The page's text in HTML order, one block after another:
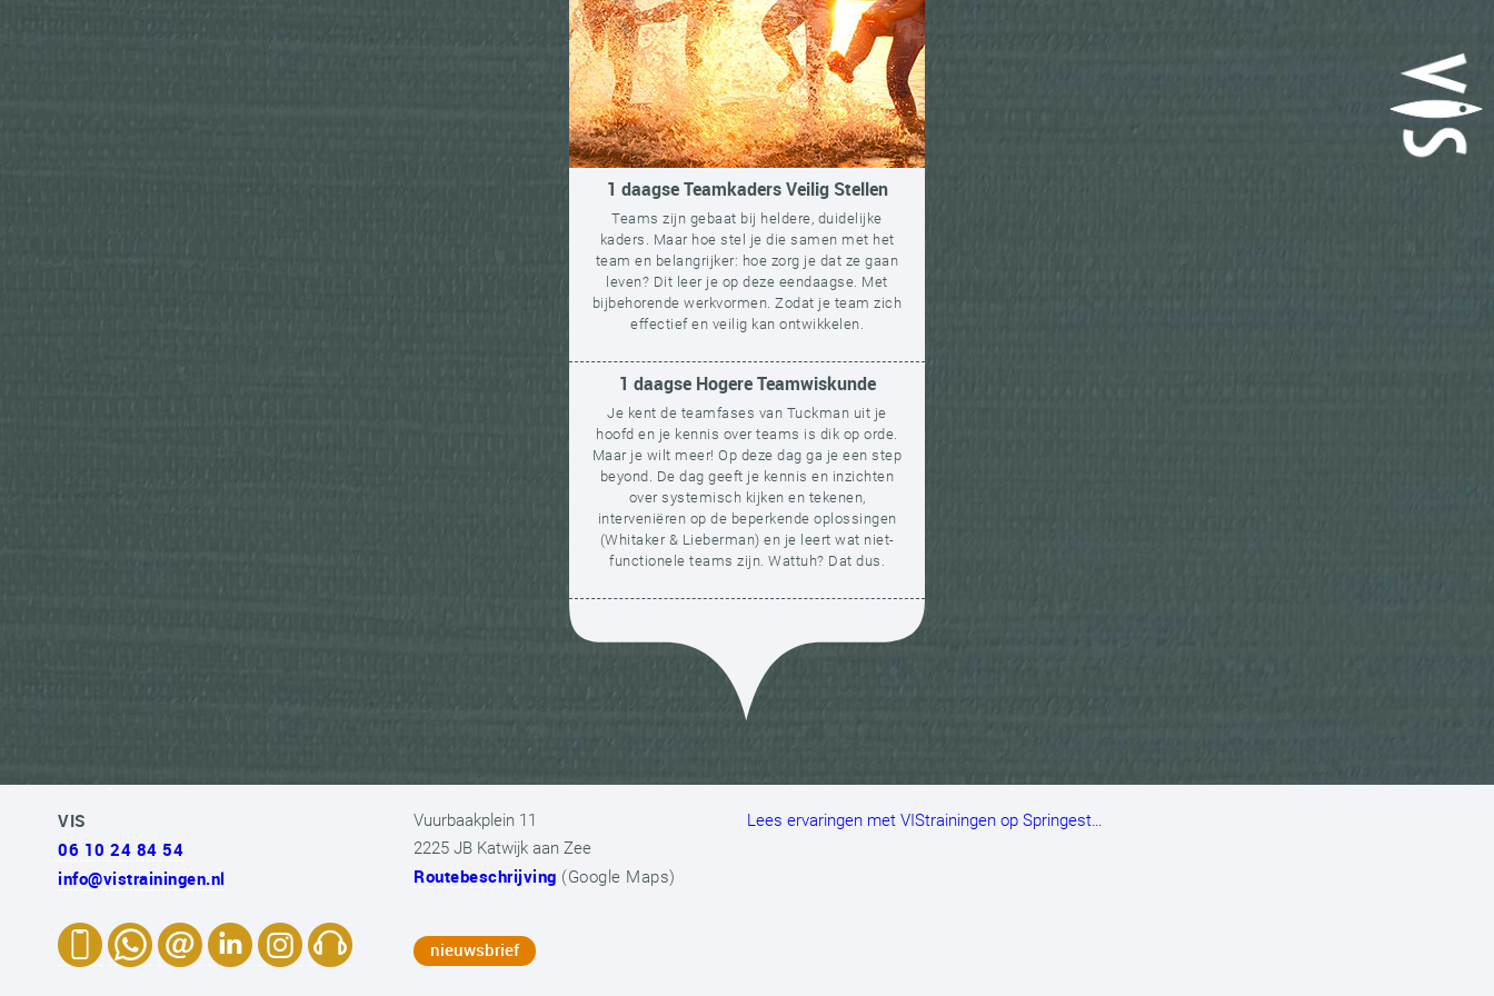
1 daagse Teamkaders Veilig Stellen
Teams zijn gebaat bij heldere, duidelijke
kaders. Maar hoe stel je die samen met het
team en belangrijker: hoe zorg je dat ze gaan
leven? Dit leer je op deze eendaagse. Met
bijbehorende werkvormen. Zodat je team zich
effectief en veilig kan ontwikkelen.
1 daagse Hogere Teamwiskunde
Je kent de teamfases van Tuckman uit je
hoofd en je kennis over teams is dik op orde.
Maar je wilt meer! Op deze dag ga je een step
beyond. De dag geeft je kennis en inzichten
over systemisch kijken en tekenen,
interveniëren op de beperkende oplossingen
(Whitaker & Lieberman) en je leert wat niet-
functionele teams zijn. Wattuh? Dat dus.
VIS
06 10 24 84 54
info@vistrainingen.nl
Vuurbaakplein 11
2225 JB Katwijk aan Zee
Routebeschrijving (Google Maps)
nieuwsbrief
Lees ervaringen met VIStrainingen op Springest…